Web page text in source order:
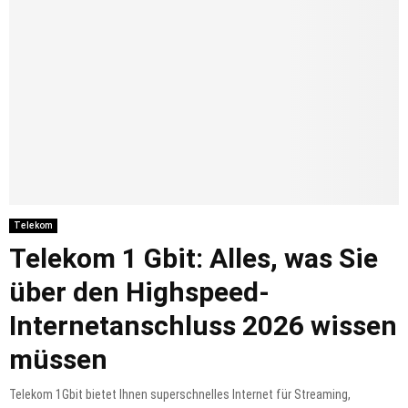
Telekom
Telekom 1 Gbit: Alles, was Sie
über den Highspeed-
Internetanschluss 2026 wissen
müssen
Telekom 1Gbit bietet Ihnen superschnelles Internet für Streaming,